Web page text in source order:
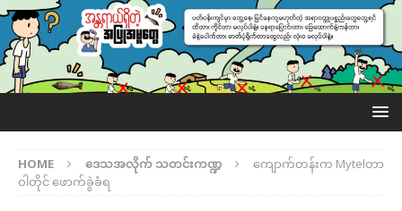
HOME ဒေသအလိုက် သတင်းကဏ္ဍ
ကျောက်တန်းက Mytelတာ
ဝါတိုင် ဖောက်ခွဲခံရ